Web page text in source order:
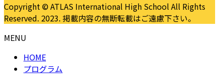
Copyright © ATLAS International High School All Rights
Reserved. 2023. 掲載内容の無断転載はご遠慮下さい。
MENU
HOME
プログラム